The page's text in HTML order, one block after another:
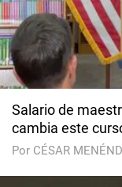
Salario de
cambia este
Por CÉSAR